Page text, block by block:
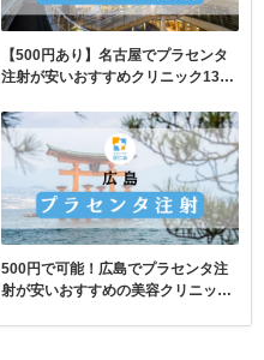
【500円あり】名古屋でプラセンタ
注射が安いおすすめクリニック13
500円で可能！広島でプラセンタ注
射が安いおすすめの美容クリニック